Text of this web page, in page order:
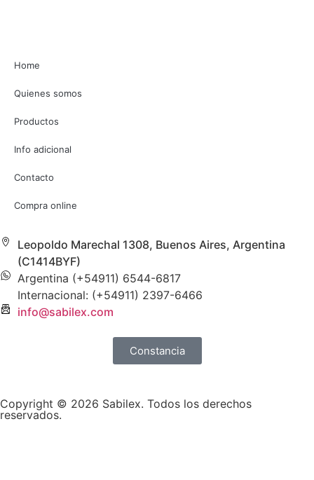
Home
Quienes somos
Productos
Info adicional
Contacto
Compra online
Leopoldo Marechal 1308, Buenos Aires, Argentina
(C1414BYF)
Argentina (+54911) 6544-6817
Internacional: (+54911) 2397-6466
info@sabilex.com
Constancia
Copyright © 2026 Sabilex. Todos los derechos
reservados.